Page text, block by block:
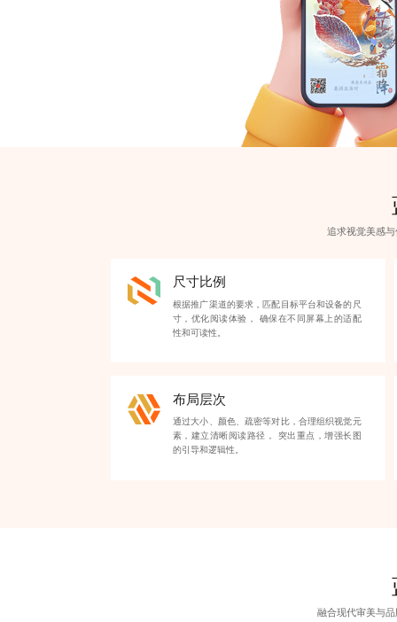
追求视觉美感
尺寸比例
根据推广渠道的要求，匹配目标平台和设备的尺
寸，优化阅读体验， 确保在不同屏幕上的适配
性和可读性。
布局层次
通过大小、颜色、疏密等对比，合理组织视觉元
素，建立清晰阅读路径， 突出重点，增强长图
的引导和逻辑性。
融合现代审美与